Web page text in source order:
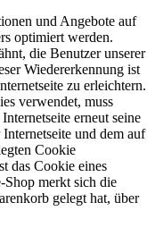
und Angebote auf
optimiert werden.
die Benutzer unserer
Wiedererkennung ist
zu erleichtern.
verwendet, muss
erneut seine
und dem auf
Cookie
das Cookie eines
merkt sich die
gelegt hat, über